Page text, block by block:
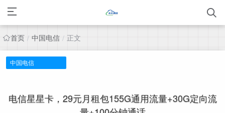
首页 / 中国电信 / 正文
中国电信
电信星星卡，29元月租包155G通用流量+30G定向流